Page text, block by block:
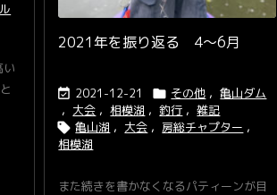
い
2021年を振り返る 4〜6月
 2021-12-21  その他 , 亀山ダム
, 大会 , 相模湖 , 釣行 , 雑記
 亀山湖 , 大会 , 房総チャプター ,
相模湖
また続きを書かなくなるパティーンが目